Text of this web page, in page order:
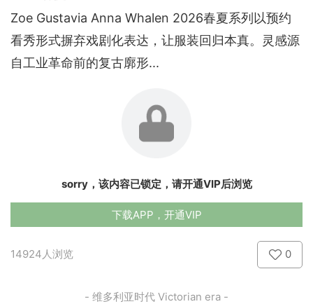
Zoe Gustavia Anna Whalen 2026春夏系列以预约
看秀形式摒弃戏剧化表达，让服装回归本真。灵感源
自工业革命前的复古廓形...
sorry，该内容已锁定，请开通VIP后浏览
下载APP，开通VIP
14924人浏览 0
- 维多利亚时代 Victorian era -